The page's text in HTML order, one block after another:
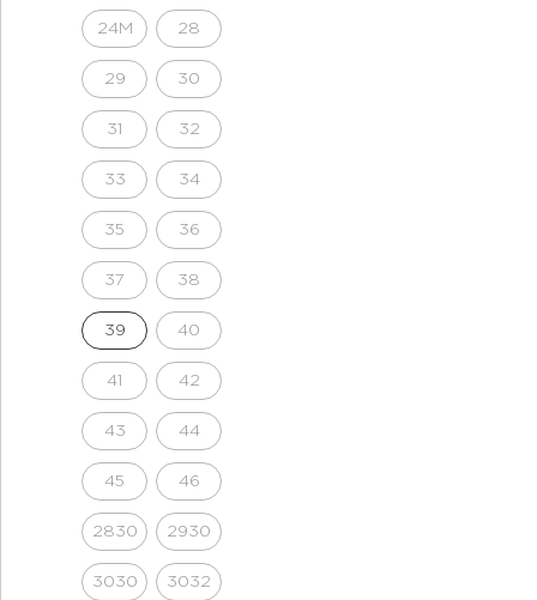
24M 28
29 30
31 32
33 34
35 36
37 38
39 40
41 42
43 44
45 46
2830 2930
3030 3032